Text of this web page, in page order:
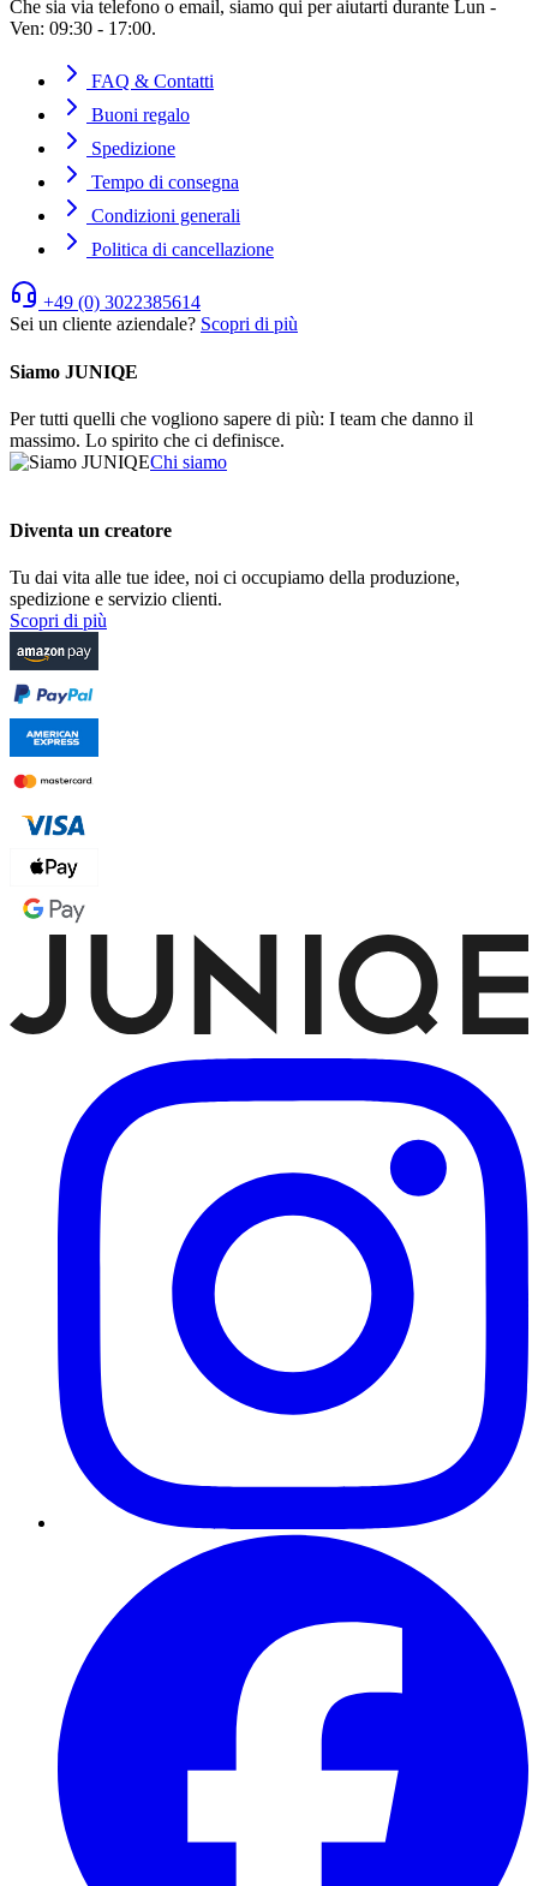
Che sia via telefono o email, siamo qui per aiutarti durante Lun -
Ven: 09:30 - 17:00.
FAQ & Contatti
Buoni regalo
Spedizione
Tempo di consegna
Condizioni generali
Politica di cancellazione
+49 (0) 3022385614
Sei un cliente aziendale? Scopri di più
Siamo JUNIQE
Per tutti quelli che vogliono sapere di più: I team che danno il
massimo. Lo spirito che ci definisce.
Chi siamo
Diventa un creatore
Tu dai vita alle tue idee, noi ci occupiamo della produzione,
spedizione e servizio clienti.
Scopri di più